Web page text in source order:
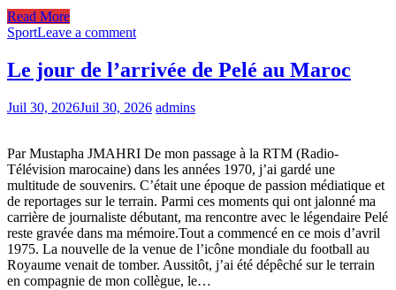
Read More
SportLeave a comment
Le jour de l’arrivée de Pelé au Maroc
Juil 30, 2026Juil 30, 2026 admins
Par Mustapha JMAHRI De mon passage à la RTM (Radio-
Télévision marocaine) dans les années 1970, j’ai gardé une
multitude de souvenirs. C’était une époque de passion médiatique et
de reportages sur le terrain. Parmi ces moments qui ont jalonné ma
carrière de journaliste débutant, ma rencontre avec le légendaire Pelé
reste gravée dans ma mémoire.Tout a commencé en ce mois d’avril
1975. La nouvelle de la venue de l’icône mondiale du football au
Royaume venait de tomber. Aussitôt, j’ai été dépêché sur le terrain
en compagnie de mon collègue, le…